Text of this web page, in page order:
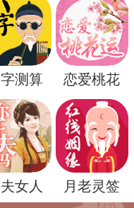
以，当你梦到被
，也不要害怕，
的寓意。
测算 恋爱桃花
女人 月老灵签